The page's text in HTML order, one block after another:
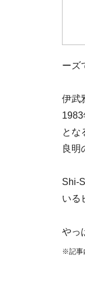
ーズ
伊武
とな
良明
Shi-
いる
やっ
※記事